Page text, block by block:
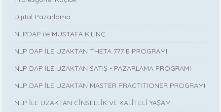
Dijital Pazarlama
NLPDAP ile MUSTAFA KILINÇ
NLP DAP İLE UZAKTAN THETA 777 E PROGRAMI
NLP DAP İLE UZAKTAN SATIŞ - PAZARLAMA PROGRAMI
NLP DAP İLE UZAKTAN MASTER PRACTITIONER PROGRAMI
NLP İLE UZAKTAN CİNSELLİK VE KALİTELİ YAŞAM